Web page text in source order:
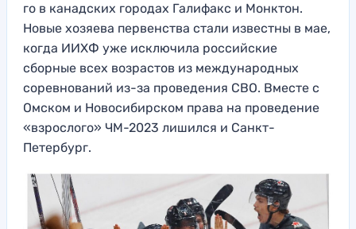
го в канадских городах Галифакс и Монктон.
Новые хозяева первенства стали известны в мае,
когда ИИХФ уже исключила российские
сборные всех возрастов из международных
соревнований из-за проведения СВО. Вместе с
Омском и Новосибирском права на проведение
«взрослого» ЧМ-2023 лишился и Санкт-
Петербург.